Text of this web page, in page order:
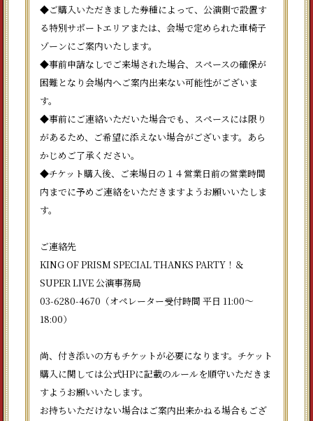
◆ご購入いただきました券種によって、公演側で設置す
る特別サポートエリアまたは、会場で定められた車椅子
ゾーンにご案内いたします。
◆事前申請なしでご来場された場合、スペースの確保が
困難となり会場内へご案内出来ない可能性がございま
す。
◆事前にご連絡いただいた場合でも、スペースには限り
があるため、ご希望に添えない場合がございます。あら
かじめご了承ください。
◆チケット購入後、ご来場日の１４営業日前の営業時間
内までに予めご連絡をいただきますようお願いいたしま
す。
ご連絡先
KING OF PRISM SPECIAL THANKS PARTY！＆
SUPER LIVE 公演事務局
03-6280-4670（オペレーター受付時間 平日 11:00～
18:00）
尚、付き添いの方もチケットが必要になります。チケット
購入に関しては公式HPに記載のルールを順守いただきま
すようお願いいたします。
お持ちいただけない場合はご案内出来かねる場合もござ